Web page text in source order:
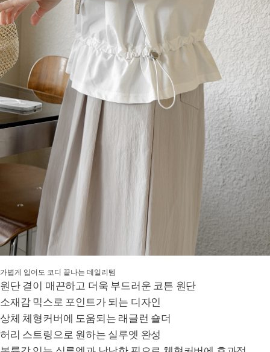
가볍게 입어도 코디 끝나는 데일리템
원단 결이 매끈하고 더욱 부드러운 코튼 원단
소재감 믹스로 포인트가 되는 디자인
상체 체형커버에 도움되는 래글런 숄더
허리 스트링으로 원하는 실루엣 완성